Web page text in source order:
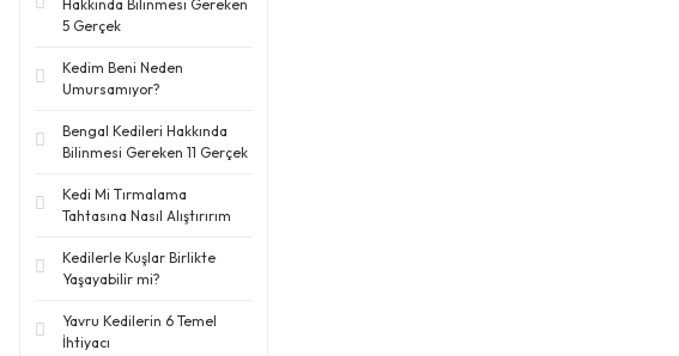
Hakkında Bilinmesi Gereken
5 Gerçek
Kedim Beni Neden
Umursamıyor?
Bengal Kedileri Hakkında
Bilinmesi Gereken 11 Gerçek
Kedi Mi Tırmalama
Tahtasına Nasıl Alıştırırım
Kedilerle Kuşlar Birlikte
Yaşayabilir mi?
Yavru Kedilerin 6 Temel
İhtiyacı